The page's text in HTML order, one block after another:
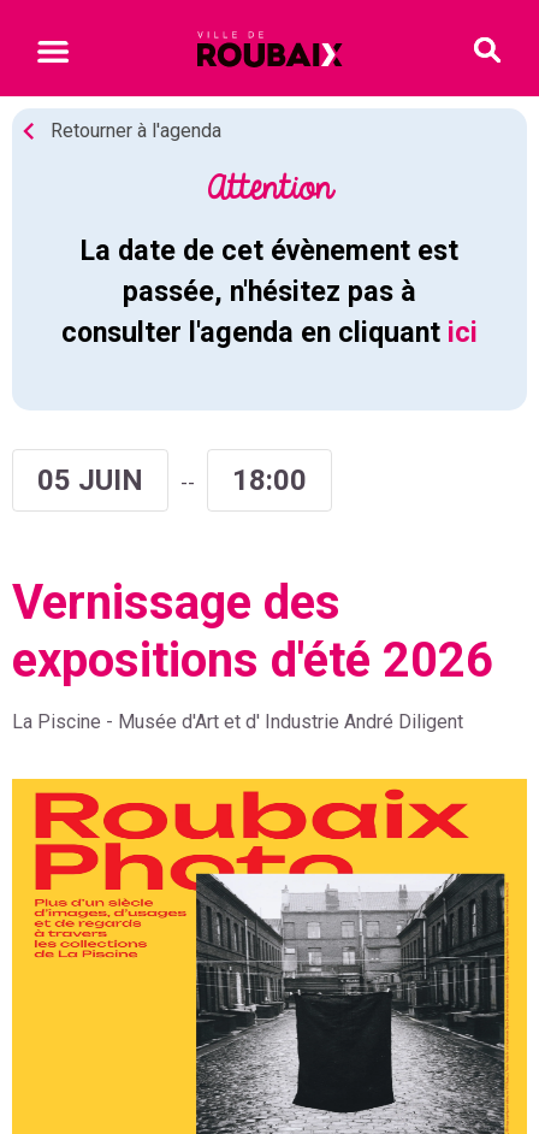
Retourner à l'agenda
Attention
La date de cet évènement est
passée, n'hésitez pas à
consulter l'agenda en cliquant ici
05 JUIN -- 18:00
Vernissage des
expositions d'été 2026
Informations détaillées sur l'événement incluant les
La Piscine - Musée d'Art et d' Industrie André Diligent